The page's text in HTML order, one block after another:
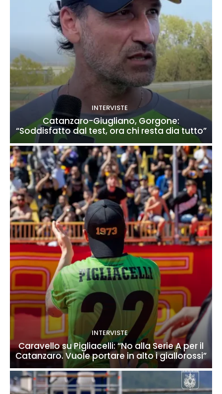
INTERVISTE
Catanzaro-Giugliano, Gorgone:
“Soddisfatto dal test, ora chi resta dia tutto”
INTERVISTE
Caravello su Pigliacelli: “No alla Serie A per il
Catanzaro. Vuole portare in alto i giallorossi”